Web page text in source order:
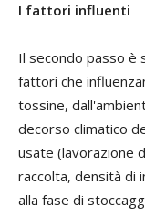
I fattori influenti
Il secondo passo è
fattori che
tossine,
decorso climatico
usate (lavorazione
raccolta, densità di
alla fase di